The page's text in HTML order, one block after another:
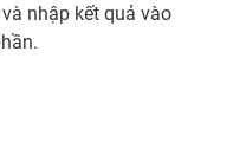
nhập kết quả vào